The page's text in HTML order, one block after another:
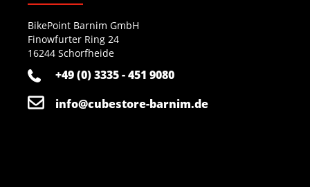
BikePoint Barnim GmbH
Finowfurter Ring 24
16244 Schorfheide
+49 (0) 3335 - 451 9080
info@cubestore-barnim.de